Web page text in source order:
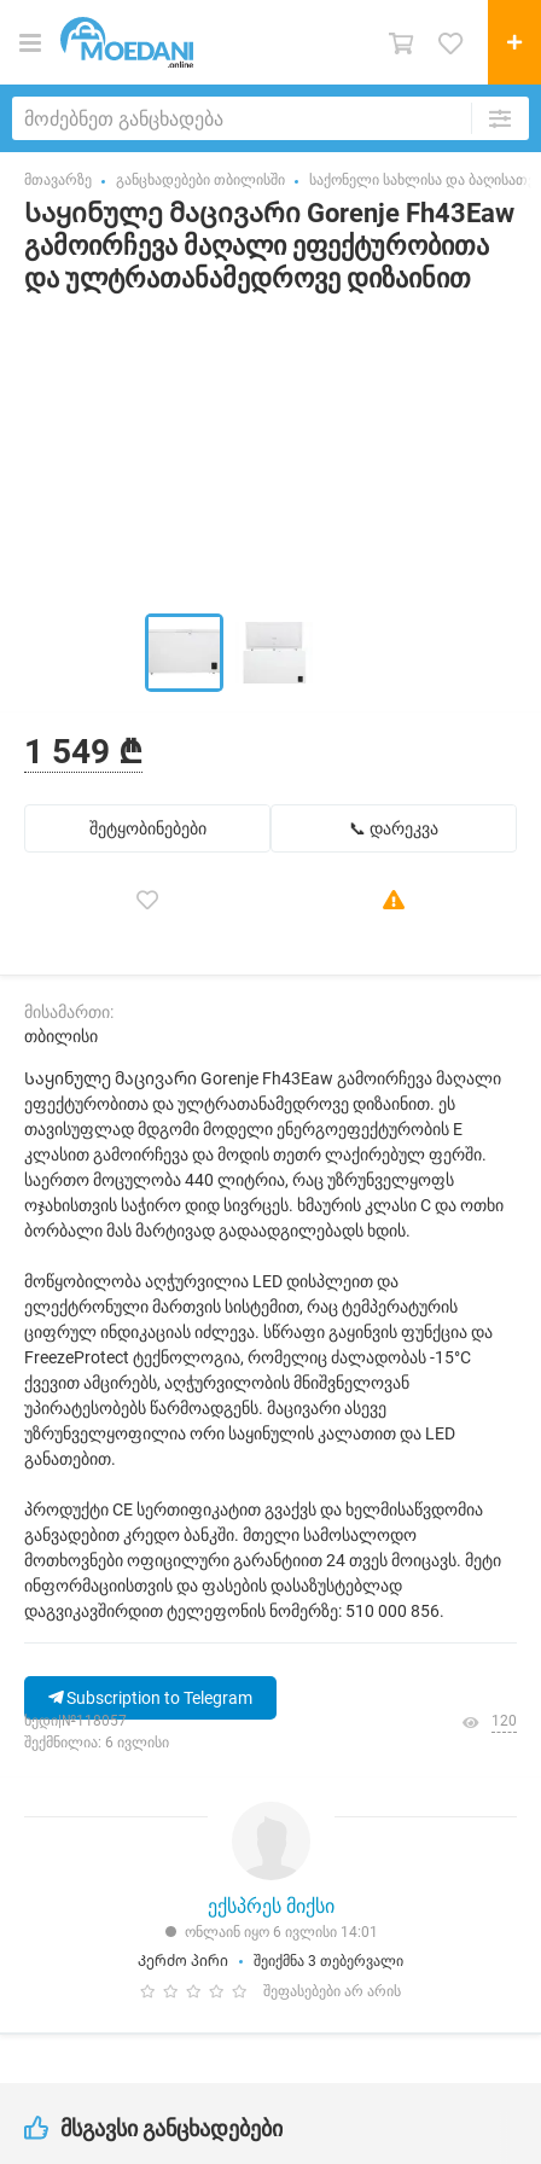
მთავარზე განცხადებები თბილისში საქონელი სახლისა და
Საყინულე მაცივარი Gorenje Fh43Eaw
გამოირჩევა მაღალი ეფექტურობითა
და ულტრათანამედროვე დიზაინით
1 549 ₾
შეტყობინებები 📞 დარეკვა
მისამართი:
თბილისი
Საყინულე მაცივარი Gorenje Fh43Eaw გამოირჩევა მაღალი
ეფექტურობითა და ულტრათანამედროვე დიზაინით. ეს
თავისუფლად მდგომი მოდელი ენერგოეფექტურობის E
კლასით გამოირჩევა და მოდის თეთრ ლაქირებულ ფერში.
საერთო მოცულობა 440 ლიტრია, რაც უზრუნველყოფს
ოჯახისთვის საჭირო დიდ სივრცეს. ხმაურის კლასი C და ოთხი
ბორბალი მას მარტივად გადაადგილებადს ხდის.
მოწყობილობა აღჭურვილია LED დისპლეით და
ელექტრონული მართვის სისტემით, რაც ტემპერატურის
ციფრულ ინდიკაციას იძლევა. სწრაფი გაყინვის ფუნქცია და
FreezeProtect ტექნოლოგია, რომელიც ძალადობას -15°C
ქვევით ამცირებს, აღჭურვილობის მნიშვნელოვან
უპირატესობებს წარმოადგენს. მაცივარი ასევე
უზრუნველყოფილია ორი საყინულის კალათით და LED
განათებით.
პროდუქტი CE სერთიფიკატით გვაქვს და ხელმისაწვდომია
განვადებით კრედო ბანკში. მთელი სამოსალოდო
მოთხოვნები ოფიცილური გარანტიით 24 თვეს მოიცავს. მეტი
ინფორმაციისთვის და ფასების დასაზუსტებლად
დაგვიკავშირდით ტელეფონის ნომერზე: 510 000 856.
Subscription to Telegram
ხედი|№118057
შექმნილია: 6 ივლისი
120
ექსპრეს მიქსი
ონლაინ იყო 6 ივლისი 14:01
Კერძო პირი
შეიქმნა 3 თებერვალი
შეფასებები არ არის
მსგავსი განცხადებები